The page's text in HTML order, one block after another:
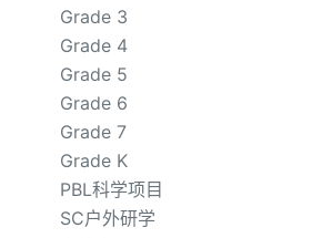
Grade 3
Grade 4
Grade 5
Grade 6
Grade 7
Grade K
PBL科学项目
SC户外研学